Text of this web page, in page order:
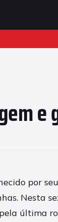
e
por
Nesta
última